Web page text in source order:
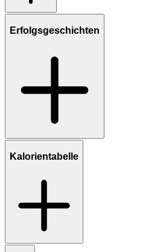
Erfolgsgeschichten
Kalorientabelle